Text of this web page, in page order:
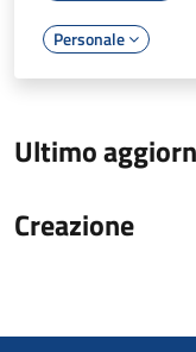
Personale
Ultimo
Creazione